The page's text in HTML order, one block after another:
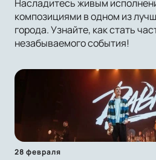
Насладитесь живым
композициями в одном из
города. Узнайте, как стать
незабываемого события!
28 февраля